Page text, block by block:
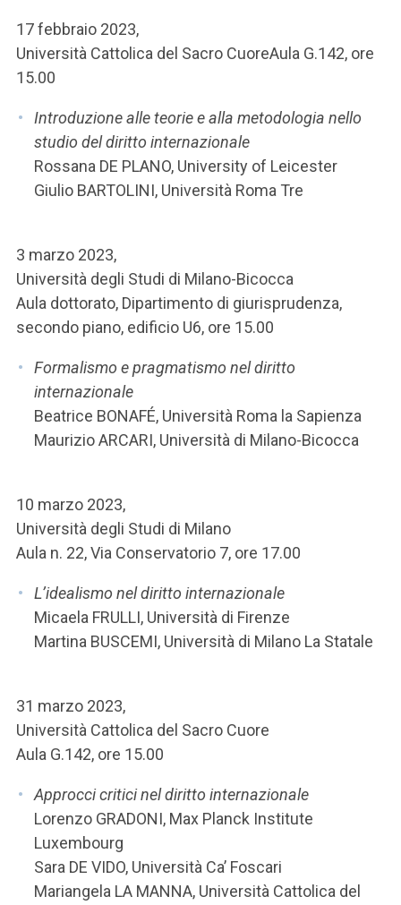
SEI UN DOCENTE O UN MEMBRO DELLO STAFF
ACCEDI A CLOUDMAIL
17 febbraio 2023,
Università Cattolica del Sacro CuoreAula G.142, ore
15.00
Introduzione alle teorie e alla metodologia nello
studio del diritto internazionale
Rossana DE PLANO, University of Leicester
Giulio BARTOLINI, Università Roma Tre
3 marzo 2023,
Università degli Studi di Milano-Bicocca
Aula dottorato, Dipartimento di giurisprudenza,
secondo piano, edificio U6, ore 15.00
Formalismo e pragmatismo nel diritto
internazionale
Beatrice BONAFÉ, Università Roma la Sapienza
Maurizio ARCARI, Università di Milano-Bicocca
10 marzo 2023,
Università degli Studi di Milano
Aula n. 22, Via Conservatorio 7, ore 17.00
L’idealismo nel diritto internazionale
Micaela FRULLI, Università di Firenze
Martina BUSCEMI, Università di Milano La Statale
31 marzo 2023,
Università Cattolica del Sacro Cuore
Aula G.142, ore 15.00
Approcci critici nel diritto internazionale
Lorenzo GRADONI, Max Planck Institute
Luxembourg
Sara DE VIDO, Università Ca’ Foscari
Mariangela LA MANNA, Università Cattolica del